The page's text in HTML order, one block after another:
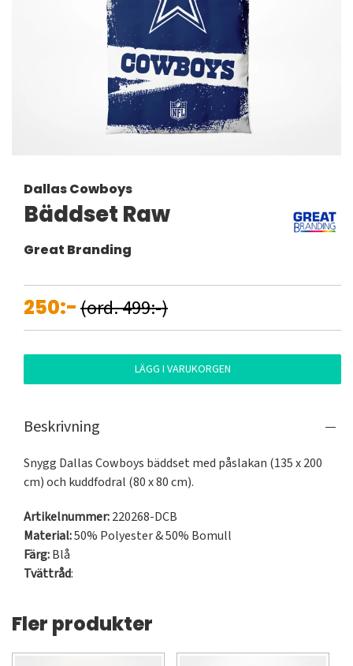
Dallas Cowboys
Bäddset Raw
Great Branding
250:-(ord. 499:-)
LÄGG I VARUKORGEN
Beskrivning
Snygg Dallas Cowboys bäddset med påslakan (135 x 200
cm) och kuddfodral (80 x 80 cm).
Artikelnummer:220268-DCB
Material:50% Polyester & 50% Bomull
Färg:Blå
Tvättråd:
Fler produkter